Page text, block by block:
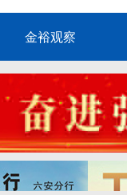
金裕观察